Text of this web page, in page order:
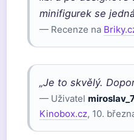
minifigurek se
— Recenze na
„Je to skvělý.
— Uživatel
Kinobox.cz, 10.